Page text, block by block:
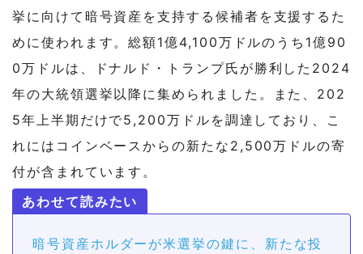
挙に向けて暗号資産を支持する候補者を支援するた
めに使われます。総額1億4,100万ドルのうち1億90
0万ドルは、ドナルド・トランプ氏が勝利した2024
年の大統領選挙以降に集められました。また、202
5年上半期だけで5,200万ドルを調達しており、こ
れにはコインベースからの新たな2,500万ドルの寄
付が含まれています。
暗号資産ホルダーが米選挙の鍵に、新たな投